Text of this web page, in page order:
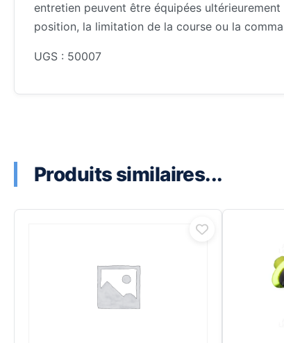
entretien peuvent être équipées ultérieurement
position, la limitation de la course ou la
UGS : 50007
Produits similaires...